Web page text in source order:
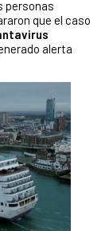
personas
que el caso
alerta